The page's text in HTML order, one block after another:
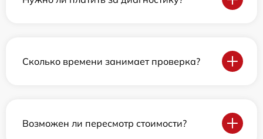
Сколько времени занимает проверка?
Возможен ли пересмотр стоимости?